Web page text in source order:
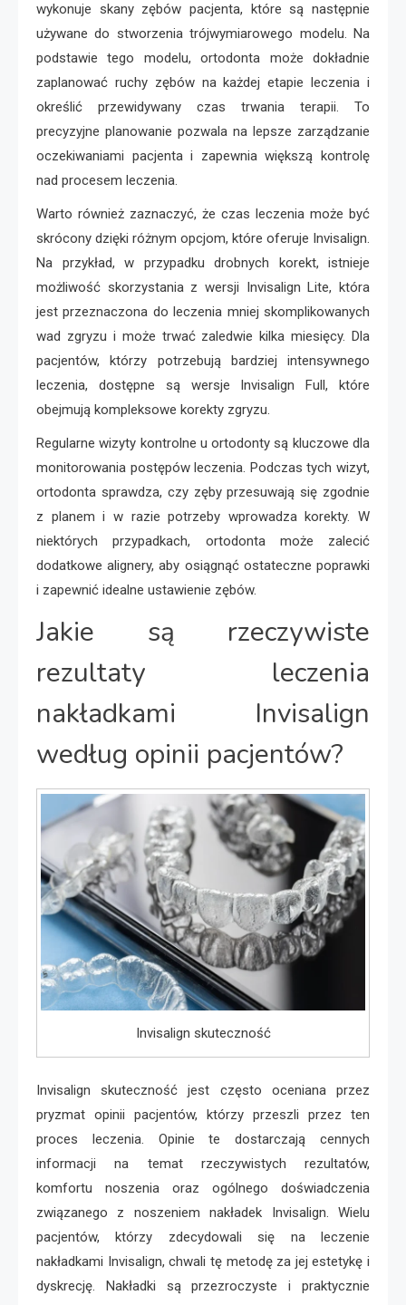
wykonuje skany zębów pacjenta, które są następnie
używane do stworzenia trójwymiarowego modelu. Na
podstawie tego modelu, ortodonta może dokładnie
zaplanować ruchy zębów na każdej etapie leczenia i
określić przewidywany czas trwania terapii. To
precyzyjne planowanie pozwala na lepsze zarządzanie
oczekiwaniami pacjenta i zapewnia większą kontrolę
nad procesem leczenia.
Warto również zaznaczyć, że czas leczenia może być
skrócony dzięki różnym opcjom, które oferuje Invisalign.
Na przykład, w przypadku drobnych korekt, istnieje
możliwość skorzystania z wersji Invisalign Lite, która
jest przeznaczona do leczenia mniej skomplikowanych
wad zgryzu i może trwać zaledwie kilka miesięcy. Dla
pacjentów, którzy potrzebują bardziej intensywnego
leczenia, dostępne są wersje Invisalign Full, które
obejmują kompleksowe korekty zgryzu.
Regularne wizyty kontrolne u ortodonty są kluczowe dla
monitorowania postępów leczenia. Podczas tych wizyt,
ortodonta sprawdza, czy zęby przesuwają się zgodnie
z planem i w razie potrzeby wprowadza korekty. W
niektórych przypadkach, ortodonta może zalecić
dodatkowe alignery, aby osiągnąć ostateczne poprawki
i zapewnić idealne ustawienie zębów.
Jakie są rzeczywiste
rezultaty leczenia
nakładkami Invisalign
według opinii pacjentów?
Invisalign skuteczność
Invisalign skuteczność jest często oceniana przez
pryzmat opinii pacjentów, którzy przeszli przez ten
proces leczenia. Opinie te dostarczają cennych
informacji na temat rzeczywistych rezultatów,
komfortu noszenia oraz ogólnego doświadczenia
związanego z noszeniem nakładek Invisalign. Wielu
pacjentów, którzy zdecydowali się na leczenie
nakładkami Invisalign, chwali tę metodę za jej estetykę i
dyskrecję. Nakładki są przezroczyste i praktycznie